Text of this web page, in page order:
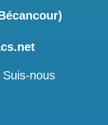
Suis-nous